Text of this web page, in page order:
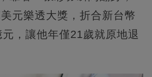
元樂透大獎，折合新台幣
，讓他年僅21歲就原地退